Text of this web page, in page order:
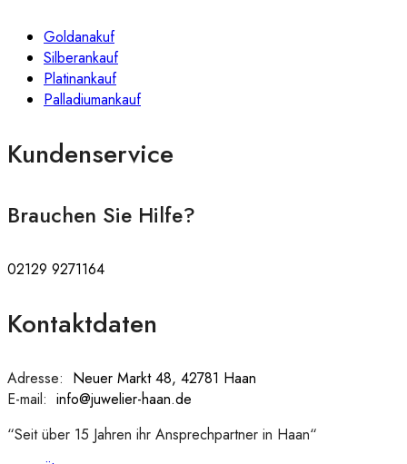
Goldanakuf
Silberankauf
Platinankauf
Palladiumankauf
Kundenservice
Brauchen Sie Hilfe?
02129 9271164
Kontaktdaten
Adresse: Neuer Markt 48, 42781 Haan
E-mail: info@juwelier-haan.de
“Seit über 15 Jahren ihr Ansprechpartner in Haan“